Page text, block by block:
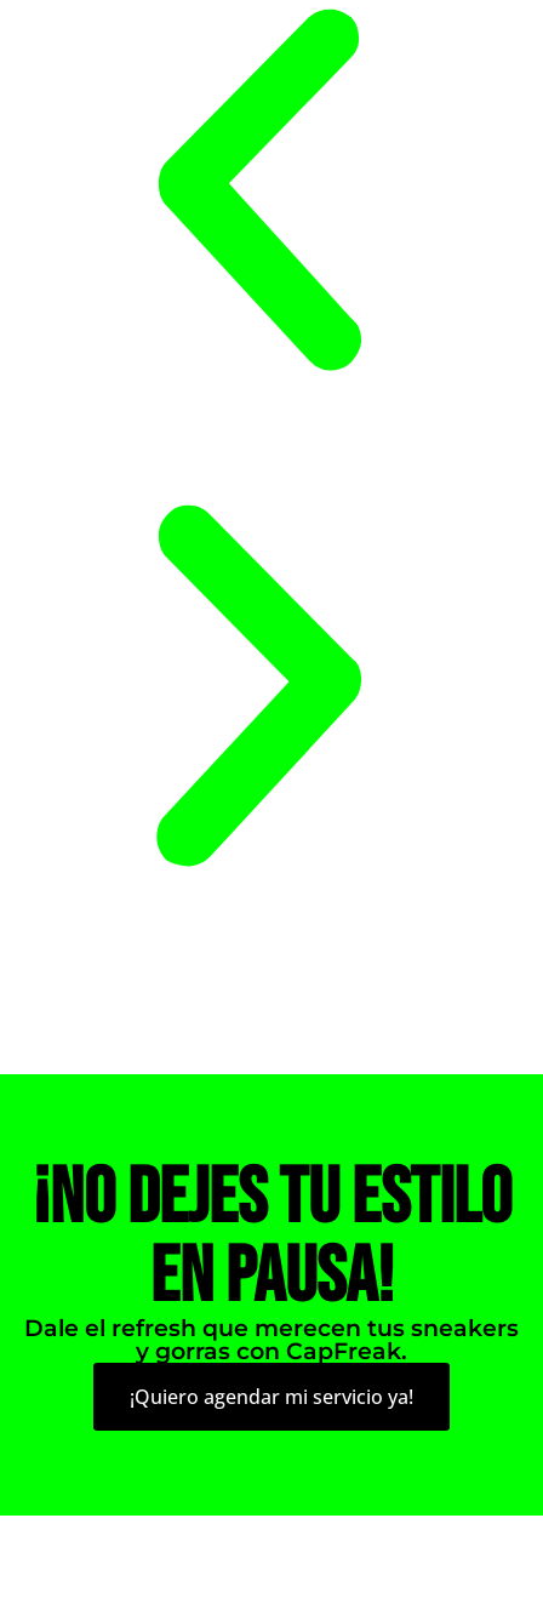
¡No dejes tu estilo
en pausa!
Dale el refresh que merecen tus sneakers
y gorras con CapFreak.
¡Quiero agendar mi servicio ya!